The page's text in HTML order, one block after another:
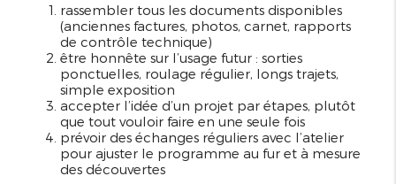
rassembler tous les documents disponibles
(anciennes factures, photos, carnet, rapports
de contrôle technique)
être honnête sur l’usage futur : sorties
ponctuelles, roulage régulier, longs trajets,
simple exposition
accepter l’idée d’un projet par étapes, plutôt
que tout vouloir faire en une seule fois
prévoir des échanges réguliers avec l’atelier
pour ajuster le programme au fur et à mesure
des découvertes